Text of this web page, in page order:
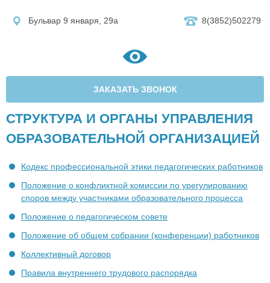
Бульвар 9 января, 29а 8(3852)502279
ЗАКАЗАТЬ ЗВОНОК
СТРУКТУРА И ОРГАНЫ УПРАВЛЕНИЯ
ОБРАЗОВАТЕЛЬНОЙ ОРГАНИЗАЦИЕЙ
Кодекс профессиональной этики педагогических работников
Положение о конфликтной комиссии по урегулированию
споров между участниками образовательного процесса
Положение о педагогическом совете
Положение об общем собрании (конференции) работников
Коллективный договор
Правила внутреннего трудового распорядка